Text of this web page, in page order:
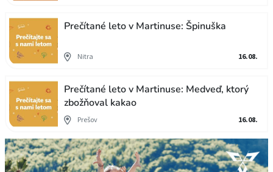
Prečítané leto v Martinuse: Špinuška
Nitra 16.08.
Prečítané leto v Martinuse: Medveď, ktorý
zbožňoval kakao
Prešov 16.08.